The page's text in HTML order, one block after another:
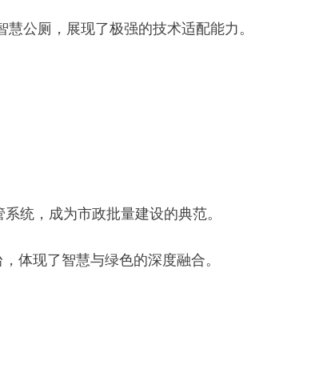
公厕，展现了极强的技术适配能力。
统，成为市政批量建设的典范。
体现了智慧与绿色的深度融合。